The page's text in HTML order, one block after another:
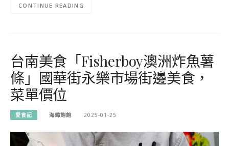
CONTINUE READING
台南美食「Fisherboy澳洲炸魚薯
條」國華街永樂市場街邊美食，
菜單價位
愛食記 海綿飽飽 2025-01-25